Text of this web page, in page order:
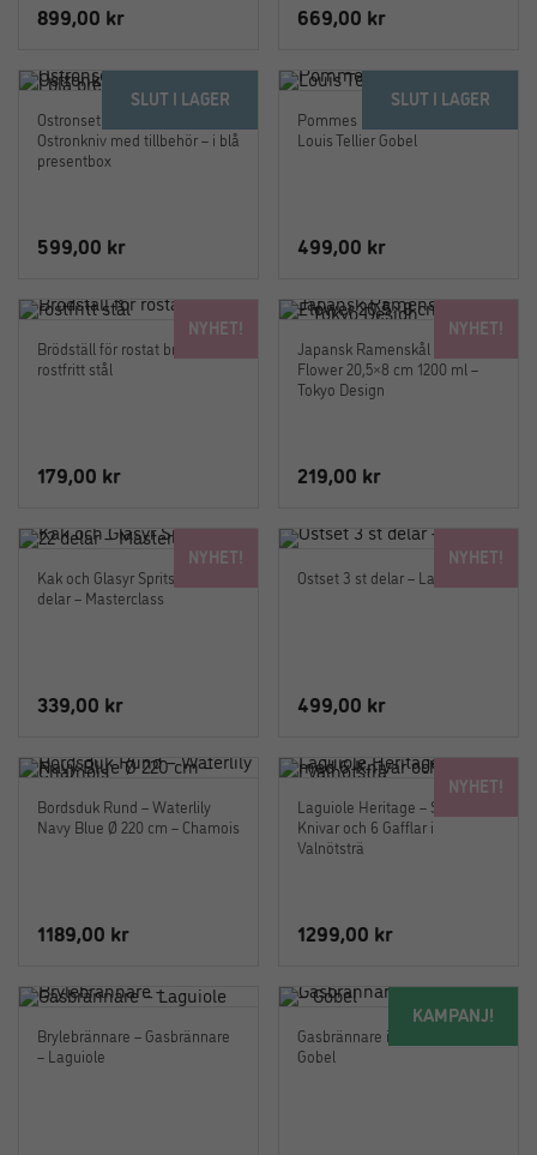
899,00 kr 669,00 kr
SLUT I LAGER
Ostronset Laguiole –
Ostronkniv med tillbehör – i blå
presentbox
599,00 kr
SLUT I LAGER
Pommes Frites Skärare –
Louis Tellier Gobel
499,00 kr
NYHET!
Brödställ för rostat bröd i
rostfritt stål
179,00 kr
NYHET!
Japansk Ramenskål Lily
Flower 20,5×8 cm 1200 ml –
Tokyo Design
219,00 kr
NYHET!
Kak och Glasyr Sprits Set i 22
delar – Masterclass
339,00 kr
NYHET!
Ostset 3 st delar – Laguiole
499,00 kr
Bordsduk Rund – Waterlily
Navy Blue Ø 220 cm – Chamois
1189,00 kr
NYHET!
Laguiole Heritage – Set med 6
Knivar och 6 Gafflar i
Valnötsträ
1299,00 kr
Brylebrännare – Gasbrännare
– Laguiole
KAMPANJ!
Gasbrännare i rostfritt stål –
Gobel